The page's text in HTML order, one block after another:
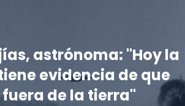
astrónoma: "Hoy la
evidencia de que
de la tierra"